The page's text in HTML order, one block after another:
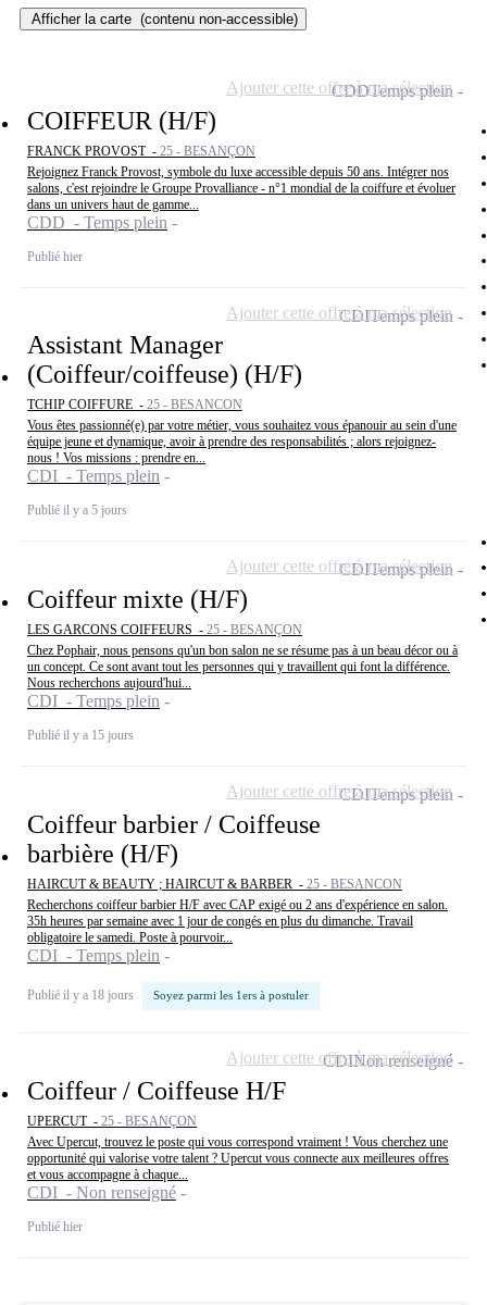
Afficher la carte (contenu non-accessible)
COIFFEUR (H/F)
FRANCK PROVOST - 25 - BESANÇON
Rejoignez Franck Provost, symbole du luxe accessible depuis 50 ans. Intégrer nos
salons, c'est rejoindre le Groupe Provalliance - n°1 mondial de la coiffure et évoluer
dans un univers haut de gamme...
CDD - Temps plein
Publié hier
CDDTemps plein
Ajouter cette offre à ma sélection
Assistant Manager
(Coiffeur/coiffeuse) (H/F)
TCHIP COIFFURE - 25 - BESANCON
Vous êtes passionné(e) par votre métier, vous souhaitez vous épanouir au sein d'une
équipe jeune et dynamique, avoir à prendre des responsabilités ; alors rejoignez-
nous ! Vos missions : prendre en...
CDI - Temps plein
Publié il y a 5 jours
CDITemps plein
Ajouter cette offre à ma sélection
Coiffeur mixte (H/F)
LES GARCONS COIFFEURS - 25 - BESANÇON
Chez Pophair, nous pensons qu'un bon salon ne se résume pas à un beau décor ou à
un concept. Ce sont avant tout les personnes qui y travaillent qui font la différence.
Nous recherchons aujourd'hui...
CDI - Temps plein
Publié il y a 15 jours
CDITemps plein
Ajouter cette offre à ma sélection
Coiffeur barbier / Coiffeuse
barbière (H/F)
HAIRCUT & BEAUTY ; HAIRCUT & BARBER - 25 - BESANCON
Recherchons coiffeur barbier H/F avec CAP exigé ou 2 ans d'expérience en salon.
35h heures par semaine avec 1 jour de congés en plus du dimanche. Travail
obligatoire le samedi. Poste à pourvoir...
CDI - Temps plein
Publié il y a 18 jours Soyez parmi les 1ers à postuler
CDITemps plein
Ajouter cette offre à ma sélection
Coiffeur / Coiffeuse H/F
UPERCUT - 25 - BESANÇON
Avec Upercut, trouvez le poste qui vous correspond vraiment ! Vous cherchez une
opportunité qui valorise votre talent ? Upercut vous connecte aux meilleures offres
et vous accompagne à chaque...
CDI - Non renseigné
Publié hier
CDINon renseigné
Ajouter cette offre à ma sélection